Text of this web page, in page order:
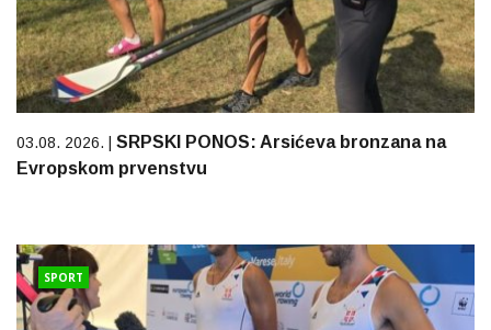
03.08. 2026. | SRPSKI PONOS: Arsićeva bronzana na
Evropskom prvenstvu
SPORT